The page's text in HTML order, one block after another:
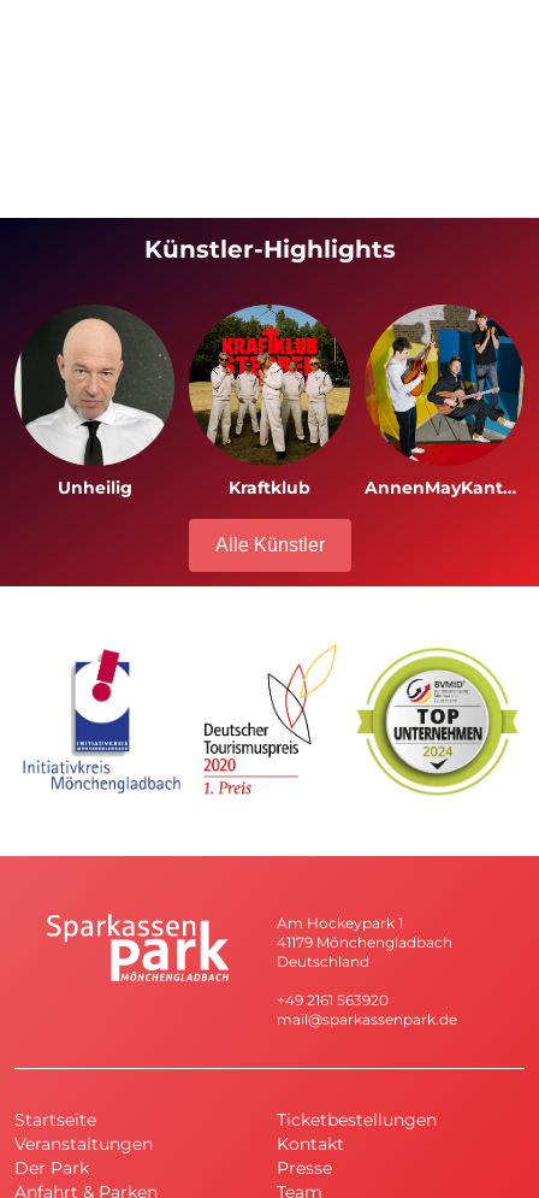
Künstler-Highlights
Unheilig Kraftklub AnnenMayKantereit
Alle Künstler
Am Hockeypark 1
41179 Mönchengladbach
Deutschland
+49 2161 563920
mail@sparkassenpark.de
Startseite
Veranstaltungen
Der Park
Anfahrt & Parken
Ticketbestellungen
Kontakt
Presse
Team